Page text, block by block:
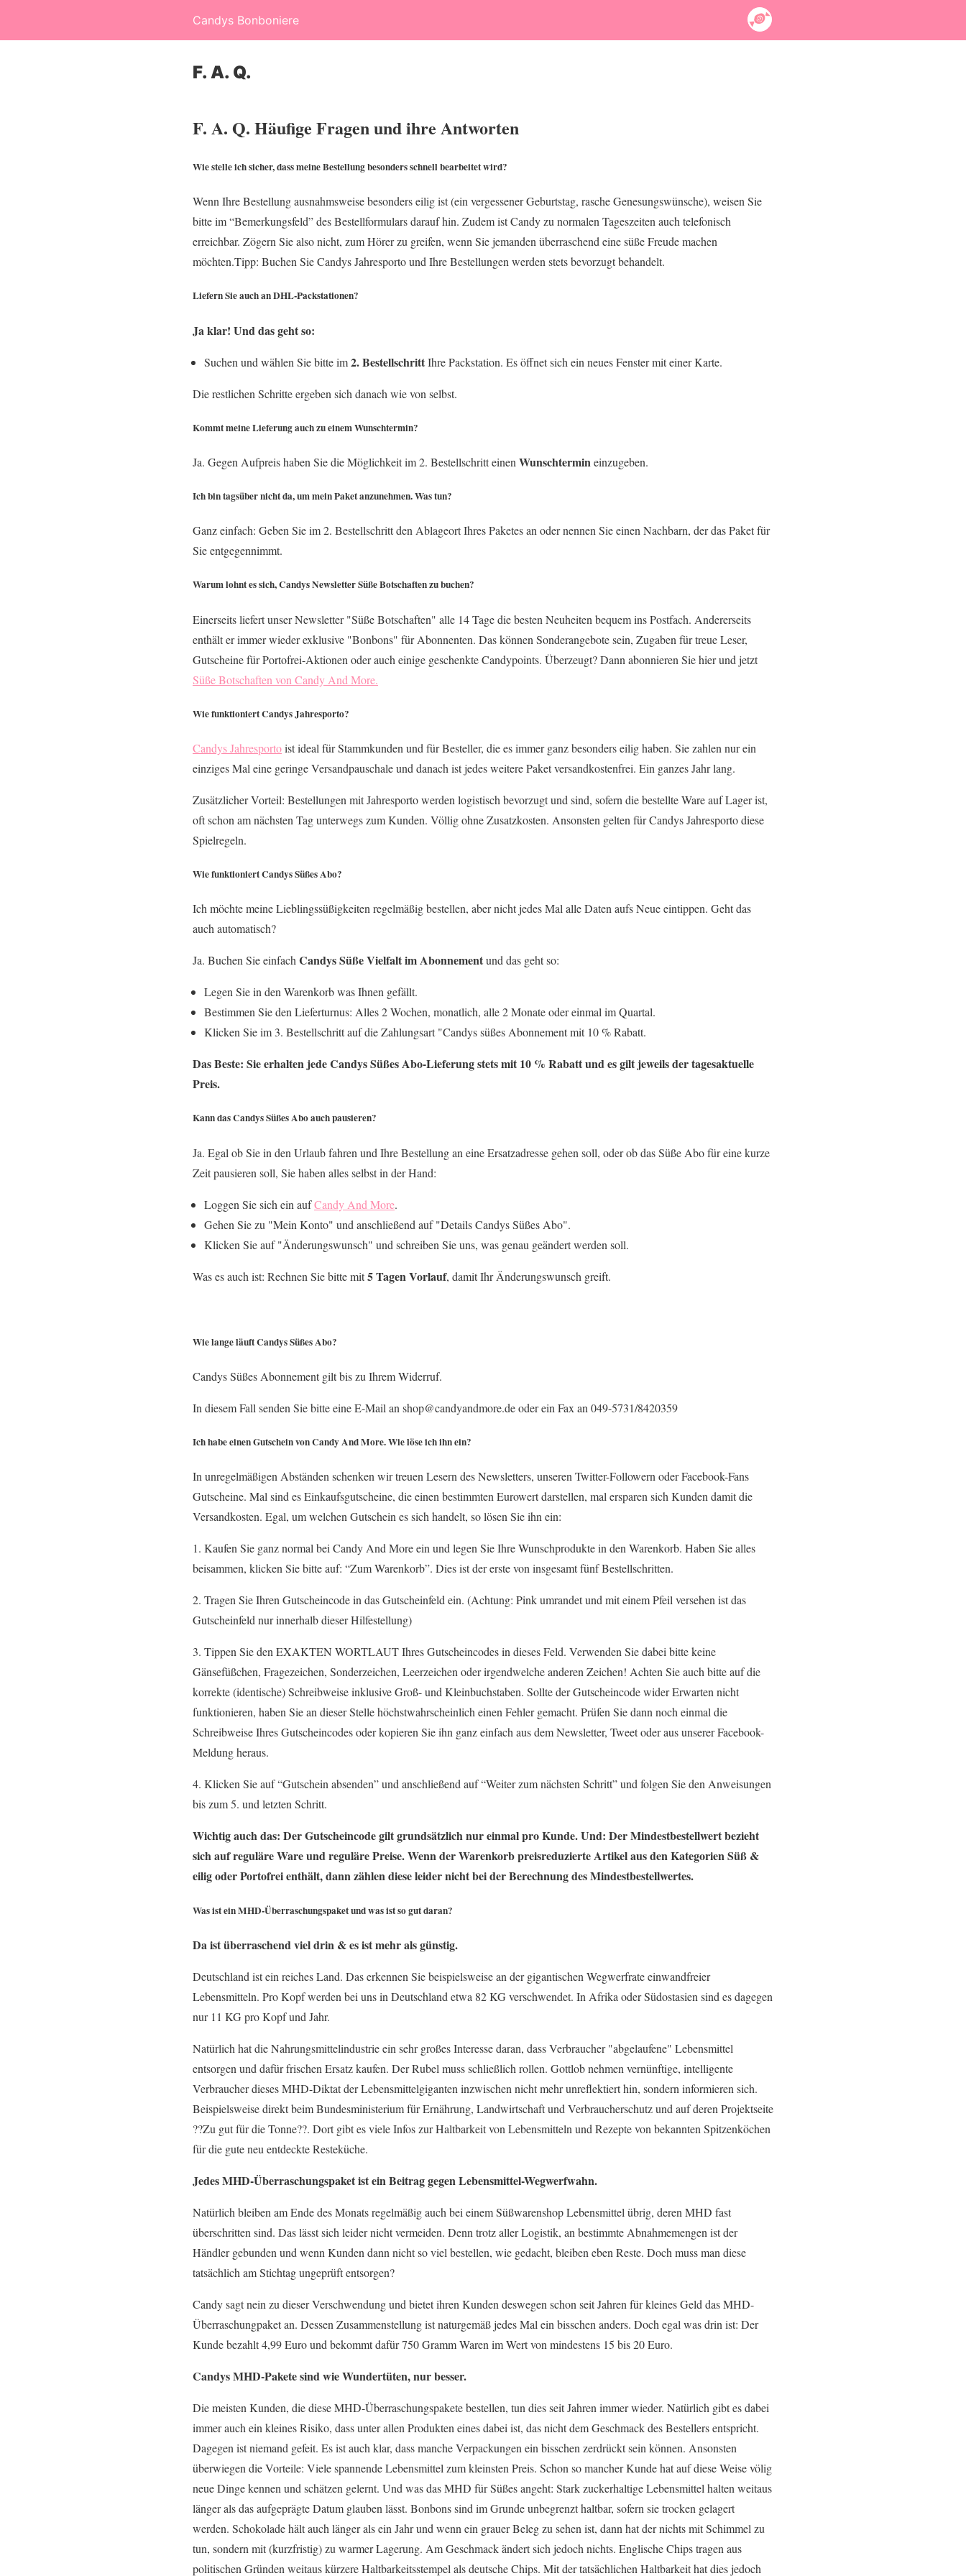
Candys Bonboniere
F. A. Q.
F. A. Q. Häufige Fragen und ihre Antworten
Wie stelle ich sicher, dass meine Bestellung besonders schnell bearbeitet wird?
Wenn Ihre Bestellung ausnahmsweise besonders eilig ist (ein vergessener Geburtstag, rasche Genesungswünsche), weisen Sie
bitte im “Bemerkungsfeld” des Bestellformulars darauf hin. Zudem ist Candy zu normalen Tageszeiten auch telefonisch
erreichbar. Zögern Sie also nicht, zum Hörer zu greifen, wenn Sie jemanden überraschend eine süße Freude machen
möchten.Tipp: Buchen Sie Candys Jahresporto und Ihre Bestellungen werden stets bevorzugt behandelt.
Liefern Sie auch an DHL-Packstationen?
Ja klar! Und das geht so:
Suchen und wählen Sie bitte im2. BestellschrittIhre Packstation. Es öffnet sich ein neues Fenster mit einer Karte.
Die restlichen Schritte ergeben sich danach wie von selbst.
Kommt meine Lieferung auch zu einem Wunschtermin?
Ja. Gegen Aufpreis haben Sie die Möglichkeit im 2. Bestellschritt einen Wunschtermineinzugeben.
Ich bin tagsüber nicht da, um mein Paket anzunehmen. Was tun?
Ganz einfach: Geben Sie im 2. Bestellschritt den Ablageort Ihres Paketes an oder nennen Sie einen Nachbarn, der das Paket für
Sie entgegennimmt.
Warum lohnt es sich, Candys Newsletter Süße Botschaften zu buchen?
Einerseits liefert unser Newsletter "Süße Botschaften" alle 14 Tage die besten Neuheiten bequem ins Postfach. Andererseits
enthält er immer wieder exklusive "Bonbons" für Abonnenten. Das können Sonderangebote sein, Zugaben für treue Leser,
Gutscheine für Portofrei-Aktionen oder auch einige geschenkte Candypoints. Überzeugt? Dann abonnieren Sie hier und jetzt
Süße Botschaften von Candy And More.
Wie funktioniert Candys Jahresporto?
Candys Jahresportoist ideal für Stammkunden und für Besteller, die es immer ganz besonders eilig haben. Sie zahlen nur ein
einziges Mal eine geringe Versandpauschale und danach ist jedes weitere Paket versandkostenfrei. Ein ganzes Jahr lang.
Zusätzlicher Vorteil: Bestellungen mit Jahresporto werden logistisch bevorzugt und sind, sofern die bestellte Ware auf Lager ist,
oft schon am nächsten Tag unterwegs zum Kunden. Völlig ohne Zusatzkosten. Ansonsten gelten für Candys Jahresporto diese
Spielregeln.
Wie funktioniert Candys Süßes Abo?
Ich möchte meine Lieblingssüßigkeiten regelmäßig bestellen, aber nicht jedes Mal alle Daten aufs Neue eintippen. Geht das
auch automatisch?
Ja. Buchen Sie einfachCandys Süße Vielfalt im Abonnementund das geht so:
Legen Sie in den Warenkorb was Ihnen gefällt.
Bestimmen Sie den Lieferturnus: Alles 2 Wochen, monatlich, alle 2 Monate oder einmal im Quartal.
Klicken Sie im 3. Bestellschritt auf die Zahlungsart "Candys süßes Abonnement mit 10 % Rabatt.
Das Beste: Sie erhalten jede Candys Süßes Abo-Lieferung stets mit 10 % Rabatt und es gilt jeweils der tagesaktuelle
Preis.
Kann das Candys Süßes Abo auch pausieren?
Ja. Egal ob Sie in den Urlaub fahren und Ihre Bestellung an eine Ersatzadresse gehen soll, oder ob das Süße Abo für eine kurze
Zeit pausieren soll, Sie haben alles selbst in der Hand:
Loggen Sie sich ein aufCandy And More.
Gehen Sie zu "Mein Konto" und anschließend auf "Details Candys Süßes Abo".
Klicken Sie auf "Änderungswunsch" und schreiben Sie uns, was genau geändert werden soll.
Was es auch ist: Rechnen Sie bitte mit5 Tagen Vorlauf, damit Ihr Änderungswunsch greift.
Wie lange läuft Candys Süßes Abo?
Candys Süßes Abonnement gilt bis zu Ihrem Widerruf.
In diesem Fall senden Sie bitte eine E-Mail an shop@candyandmore.de oder ein Fax an 049-5731/8420359
Ich habe einen Gutschein von Candy And More. Wie löse ich ihn ein?
In unregelmäßigen Abständen schenken wir treuen Lesern des Newsletters, unseren Twitter-Followern oder Facebook-Fans
Gutscheine. Mal sind es Einkaufsgutscheine, die einen bestimmten Eurowert darstellen, mal ersparen sich Kunden damit die
Versandkosten. Egal, um welchen Gutschein es sich handelt, so lösen Sie ihn ein:
1. Kaufen Sie ganz normal bei Candy And More ein und legen Sie Ihre Wunschprodukte in den Warenkorb. Haben Sie alles
beisammen, klicken Sie bitte auf: “Zum Warenkorb”. Dies ist der erste von insgesamt fünf Bestellschritten.
2. Tragen Sie Ihren Gutscheincode in das Gutscheinfeld ein. (Achtung: Pink umrandet und mit einem Pfeil versehen ist das
Gutscheinfeld nur innerhalb dieser Hilfestellung)
3. Tippen Sie den EXAKTEN WORTLAUT Ihres Gutscheincodes in dieses Feld. Verwenden Sie dabei bitte keine
Gänsefüßchen, Fragezeichen, Sonderzeichen, Leerzeichen oder irgendwelche anderen Zeichen! Achten Sie auch bitte auf die
korrekte (identische) Schreibweise inklusive Groß- und Kleinbuchstaben. Sollte der Gutscheincode wider Erwarten nicht
funktionieren, haben Sie an dieser Stelle höchstwahrscheinlich einen Fehler gemacht. Prüfen Sie dann noch einmal die
Schreibweise Ihres Gutscheincodes oder kopieren Sie ihn ganz einfach aus dem Newsletter, Tweet oder aus unserer Facebook-
Meldung heraus.
4. Klicken Sie auf “Gutschein absenden” und anschließend auf “Weiter zum nächsten Schritt” und folgen Sie den Anweisungen
bis zum 5. und letzten Schritt.
Wichtig auch das: Der Gutscheincode gilt grundsätzlich nur einmal pro Kunde. Und: Der Mindestbestellwert bezieht
sich auf reguläre Ware und reguläre Preise. Wenn der Warenkorb preisreduzierte Artikel aus den Kategorien Süß &
eilig oder Portofrei enthält, dann zählen diese leider nicht bei der Berechnung des Mindestbestellwertes.
Was ist ein MHD-Überraschungspaket und was ist so gut daran?
Da ist überraschend viel drin & es ist mehr als günstig.
Deutschland ist ein reiches Land. Das erkennen Sie beispielsweise an der gigantischen Wegwerfrate einwandfreier
Lebensmitteln. Pro Kopf werden bei uns in Deutschland etwa 82 KG verschwendet. In Afrika oder Südostasien sind es dagegen
nur 11 KG pro Kopf und Jahr.
Natürlich hat die Nahrungsmittelindustrie ein sehr großes Interesse daran, dass Verbraucher "abgelaufene" Lebensmittel
entsorgen und dafür frischen Ersatz kaufen. Der Rubel muss schließlich rollen. Gottlob nehmen vernünftige, intelligente
Verbraucher dieses MHD-Diktat der Lebensmittelgiganten inzwischen nicht mehr unreflektiert hin, sondern informieren sich.
Beispielsweise direkt beim Bundesministerium für Ernährung, Landwirtschaft und Verbraucherschutz und auf deren Projektseite
??Zu gut für die Tonne??. Dort gibt es viele Infos zur Haltbarkeit von Lebensmitteln und Rezepte von bekannten Spitzenköchen
für die gute neu entdeckte Resteküche.
Jedes MHD-Überraschungspaket ist ein Beitrag gegen Lebensmittel-Wegwerfwahn.
Natürlich bleiben am Ende des Monats regelmäßig auch bei einem Süßwarenshop Lebensmittel übrig, deren MHD fast
überschritten sind. Das lässt sich leider nicht vermeiden. Denn trotz aller Logistik, an bestimmte Abnahmemengen ist der
Händler gebunden und wenn Kunden dann nicht so viel bestellen, wie gedacht, bleiben eben Reste. Doch muss man diese
tatsächlich am Stichtag ungeprüft entsorgen?
Candy sagt nein zu dieser Verschwendung und bietet ihren Kunden deswegen schon seit Jahren für kleines Geld das MHD-
Überraschungpaket an. Dessen Zusammenstellung ist naturgemäß jedes Mal ein bisschen anders. Doch egal was drin ist: Der
Kunde bezahlt 4,99 Euro und bekommt dafür 750 Gramm Waren im Wert von mindestens 15 bis 20 Euro.
Candys MHD-Pakete sind wie Wundertüten, nur besser.
Die meisten Kunden, die diese MHD-Überraschungspakete bestellen, tun dies seit Jahren immer wieder. Natürlich gibt es dabei
immer auch ein kleines Risiko, dass unter allen Produkten eines dabei ist, das nicht dem Geschmack des Bestellers entspricht.
Dagegen ist niemand gefeit. Es ist auch klar, dass manche Verpackungen ein bisschen zerdrückt sein können. Ansonsten
überwiegen die Vorteile: Viele spannende Lebensmittel zum kleinsten Preis. Schon so mancher Kunde hat auf diese Weise völig
neue Dinge kennen und schätzen gelernt. Und was das MHD für Süßes angeht: Stark zuckerhaltige Lebensmittel halten weitaus
länger als das aufgeprägte Datum glauben lässt. Bonbons sind im Grunde unbegrenzt haltbar, sofern sie trocken gelagert
werden. Schokolade hält auch länger als ein Jahr und wenn ein grauer Beleg zu sehen ist, dann hat der nichts mit Schimmel zu
tun, sondern mit (kurzfristig) zu warmer Lagerung. Am Geschmack ändert sich jedoch nichts. Englische Chips tragen aus
politischen Gründen weitaus kürzere Haltbarkeitsstempel als deutsche Chips. Mit der tatsächlichen Haltbarkeit hat dies jedoch